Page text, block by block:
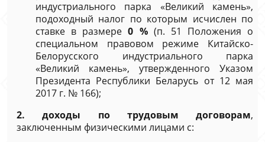
индустриального парка «Великий камень»,
подоходный налог по которым исчислен по
ставке в размере0 % (п. 51 Положения о
специальном правовом режиме Китайско-
Белорусского индустриального парка
«Великий камень», утвержденного Указом
Президента Республики Беларусь от 12 мая
2017 г. № 166);
2. доходы по трудовым договорам,
заключенным физическими лицами с: